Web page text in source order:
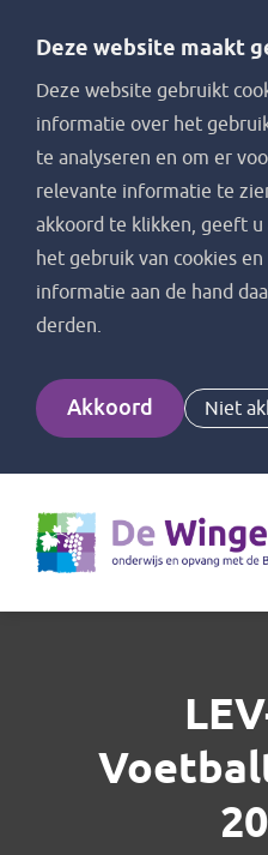
Deze website maakt
Deze website gebruikt
informatie over het
te analyseren en om er
relevante informatie te
akkoord te klikken, geeft
het gebruik van cookies
informatie aan de hand
derden.
Akkoord Niet